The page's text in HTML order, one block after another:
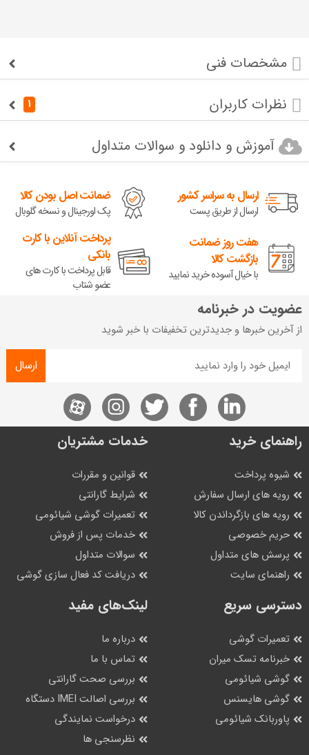
مشخصات فنی
نظرات کاربران
1
آموزش و دانلود و سوالات متداول
ارسال به سراسر کشور
ارسال از طریق پست
ضمانت اصل بودن کالا
پک اورجینال و نسخه گلوبال
هفت روز ضمانت
بازگشت کالا
با خیال آسوده خرید نمایید
پرداخت آنلاین با کارت
بانکی
قابل پرداخت با کارت های
عضو شتاب
عضویت در خبرنامه
از آخرین خبرها و جدیدترین تخفیفات با خبر شوید
ارسال
راهنمای خرید
شیوه پرداخت
رویه های ارسال سفارش
رویه های بازگرداندن کالا
حریم خصوصی
پرسش های متداول
راهنمای سایت
خدمات مشتریان
قوانین و مقررات
شرایط گارانتی
تعمیرات گوشی شیائومی
خدمات پس از فروش
سوالات متداول
دریافت کد فعال سازی گوشی
دسترسی سریع
تعمیرات گوشی
خبرنامه تسک میران
گوشی شیائومی
گوشی هایسنس
پاوربانک شیائومی
لینک‌های مفید
درباره ما
تماس با ما
بررسی صحت گارانتی
بررسی اصالت IMEI دستگاه
درخواست نمایندگی
نظرسنجی ها